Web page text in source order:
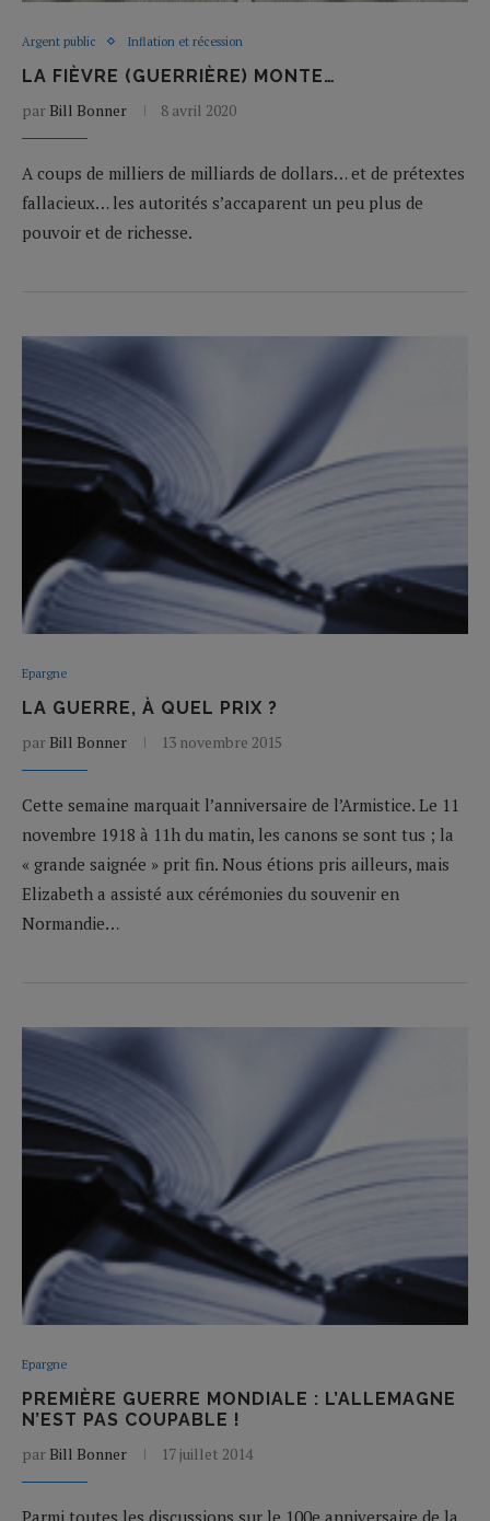
Argent public Inflation et récession
LA FIÈVRE (GUERRIÈRE) MONTE…
par Bill Bonner 8 avril 2020
A coups de milliers de milliards de dollars… et de prétextes
fallacieux… les autorités s’accaparent un peu plus de
pouvoir et de richesse.
Epargne
LA GUERRE, À QUEL PRIX ?
par Bill Bonner 13 novembre 2015
Cette semaine marquait l’anniversaire de l’Armistice. Le 11
novembre 1918 à 11h du matin, les canons se sont tus ; la
« grande saignée » prit fin. Nous étions pris ailleurs, mais
Elizabeth a assisté aux cérémonies du souvenir en
Normandie…
Epargne
PREMIÈRE GUERRE MONDIALE : L’ALLEMAGNE
N’EST PAS COUPABLE !
par Bill Bonner 17 juillet 2014
Parmi toutes les discussions sur le 100e anniversaire de la